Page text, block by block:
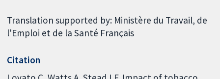
Translation supported by: Ministère du Travail, de
l'Emploi et de la Santé Français
Citation